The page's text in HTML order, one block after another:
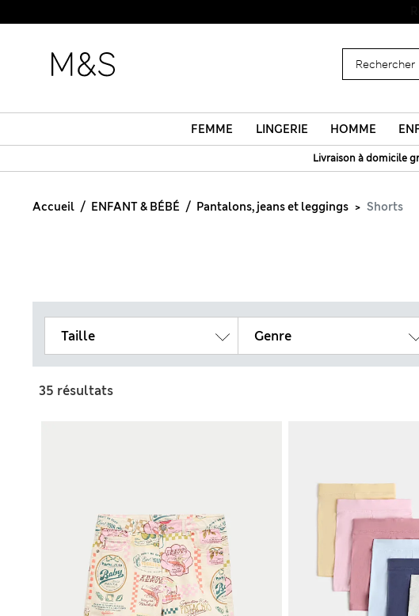
FEMME LINGERIE HOMME
Livraison à domicile
Accueil ENFANT & BÉBÉ Pantalons, jeans et leggings Shorts
Taille Genre
35 résultats